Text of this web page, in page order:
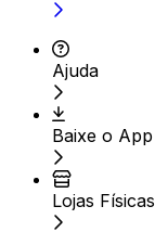
Ajuda
Baixe o App
Lojas Físicas